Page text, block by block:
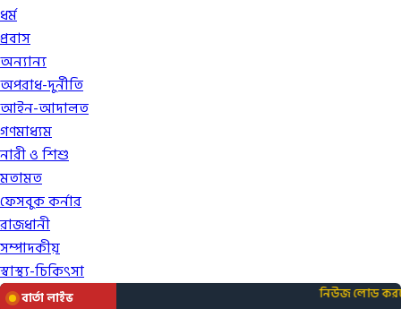
ধর্ম
প্রবাস
অন্যান্য
অপরাধ-দুর্নীতি
আইন-আদালত
গণমাধ্যম
নারী ও শিশু
মতামত
ফেসবুক কর্নার
রাজধানী
সম্পাদকীয়
স্বাস্থ্য-চিকিৎসা
বার্তা লাইভ নিউজ লোড